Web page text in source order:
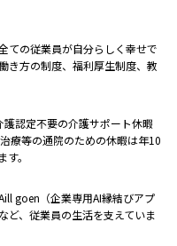
ての従業員が自分らしく幸せで
き方の制度、福利厚生制度、教
認定不要の介護サポート休暇
療等の通院のための休暇は年10
。
goen（企業専用AI縁結びアプ
ど、従業員の生活を支えていま